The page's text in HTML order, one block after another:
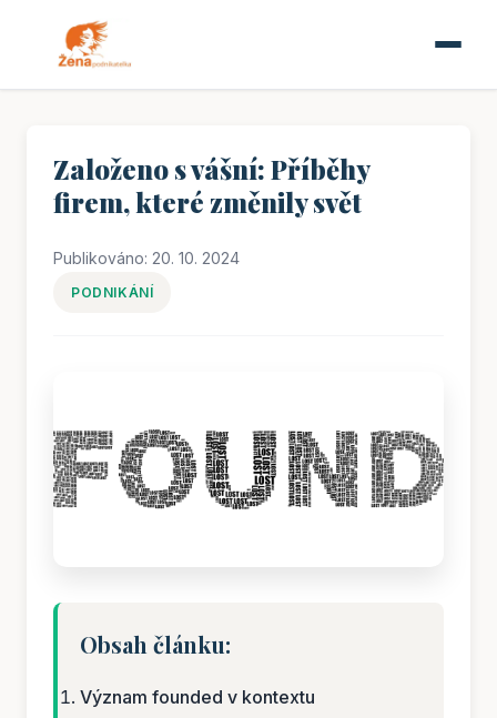
Založeno s vášní: Příběhy
firem, které změnily svět
Publikováno: 20. 10. 2024
PODNIKÁNÍ
Obsah článku:
Význam founded v kontextu